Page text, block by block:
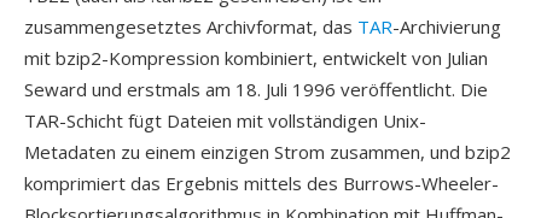
zusammengesetztes Archivformat, das TAR-Archivierung
mit bzip2-Kompression kombiniert, entwickelt von Julian
Seward und erstmals am 18. Juli 1996 veröffentlicht. Die
TAR-Schicht fügt Dateien mit vollständigen Unix-
Metadaten zu einem einzigen Strom zusammen, und bzip2
komprimiert das Ergebnis mittels des Burrows-Wheeler-